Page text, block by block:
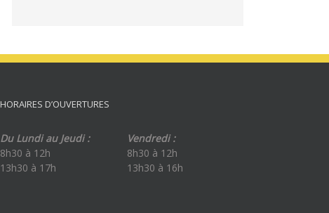
HORAIRES D’OUVERTURES
Du Lundi au Jeudi :
8h30 à 12h
13h30 à 17h
Vendredi :
8h30 à 12h
13h30 à 16h